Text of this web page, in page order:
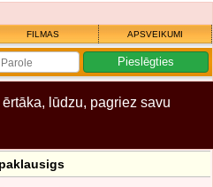
FILMAS APSVEIKUMI
lūdzu, pagriez savu
paklausigs